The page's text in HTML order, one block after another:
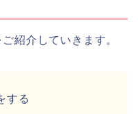
紹介していきます。
する